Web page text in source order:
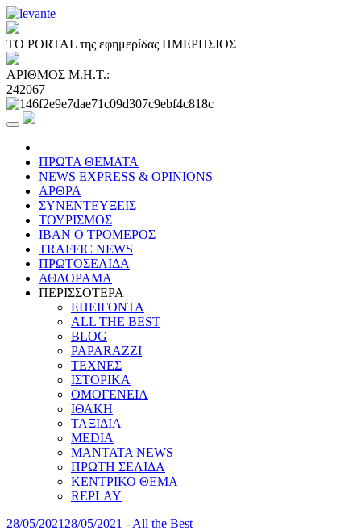
ΤΟ PORTAL της εφημερίδας ΗΜΕΡΗΣΙΟΣ
ΑΡΙΘΜΟΣ Μ.Η.Τ.:
242067
ΠΡΩΤΑ ΘΕΜΑΤΑ
NEWS EXPRESS & OPINIONS
ΑΡΘΡΑ
ΣΥΝΕΝΤΕΥΞΕΙΣ
ΤΟΥΡΙΣΜΟΣ
ΙΒΑΝ Ο ΤΡΟΜΕΡΟΣ
TRAFFIC NEWS
ΠΡΩΤΟΣΕΛΙΔΑ
ΑΘΛΟΡΑΜΑ
ΠΕΡΙΣΣΟΤΕΡΑ
ΕΠΕΙΓΟΝΤΑ
ALL THE BEST
BLOG
PAPARAZZI
ΤΕΧΝΕΣ
ΙΣΤΟΡΙΚΑ
ΟΜΟΓΕΝΕΙΑ
ΙΘΑΚΗ
ΤΑΞΙΔΙΑ
MEDIA
MANTATA NEWS
ΠΡΩΤΗ ΣΕΛΙΔΑ
ΚΕΝΤΡΙΚΟ ΘΕΜΑ
REPLAY
28/05/2021 28/05/2021 - All the Best